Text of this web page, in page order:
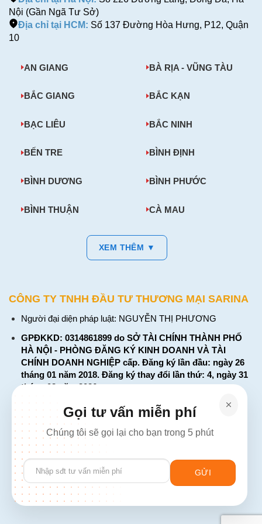
Nội (Gần Ngã Tư Sở)
Địa chỉ tại HCM: Số 137 Đường Hòa Hưng, P12, Quận
10
AN GIANG BÀ RỊA - VŨNG TÀU
BẮC GIANG BẮC KẠN
BẠC LIÊU BẮC NINH
BẾN TRE BÌNH ĐỊNH
BÌNH DƯƠNG BÌNH PHƯỚC
BÌNH THUẬN CÀ MAU
XEM THÊM ▼
CÔNG TY TNHH ĐẦU TƯ THƯƠNG MẠI SARINA
Người đại diện pháp luật: NGUYỄN THỊ PHƯƠNG
GPĐKKD: 0314861899 do SỞ TÀI CHÍNH THÀNH PHỐ
HÀ NỘI - PHÒNG ĐĂNG KÝ KINH DOANH VÀ TÀI
CHÍNH DOANH NGHIỆP cấp. Đăng ký lần đầu: ngày 26
tháng 01 năm 2018. Đăng ký thay đổi lần thứ: 4, ngày 31
tháng 03 năm 2026
226 Đường Láng, Đống Đa, Hà Nội
137 Đường Hòa Hưng, Phường 12, Quận 10, TP. Hồ Chí
Minh
Hotline: 1900 2106 - 0386 001 001
Email:Giaiphap3g@gmail.com
Gọi tư vấn miễn phí
Chúng tôi sẽ gọi lại cho bạn trong 5 phút
Please
leave
field